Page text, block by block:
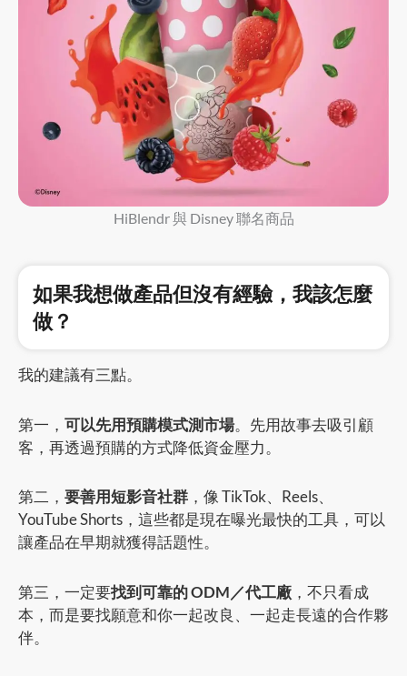
HiBlendr 與 Disney 聯名商品
如果我想做產品但沒有經驗，我該怎麼
做？
我的建議有三點。
第一， 可以先用預購模式測市場。先用故事去吸引顧
客，再透過預購的方式降低資金壓力。
第二， 要善用短影音社群 ，像 TikTok、Reels、
YouTube Shorts，這些都是現在曝光最快的工具，可以
讓產品在早期就獲得話題性。
第三，一定要找到可靠的 ODM／代工廠 ，不只看成
本，而是要找願意和你一起改良、一起走長遠的合作夥
伴。